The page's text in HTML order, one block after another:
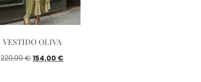
VESTIDO OLIVA
220,00€ 154,00 €